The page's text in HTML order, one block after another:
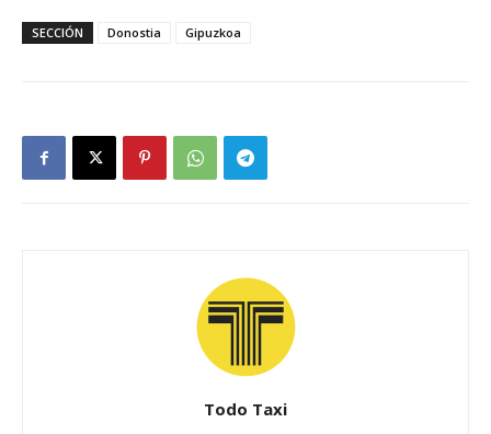
SECCIÓN Donostia Gipuzkoa
Todo Taxi